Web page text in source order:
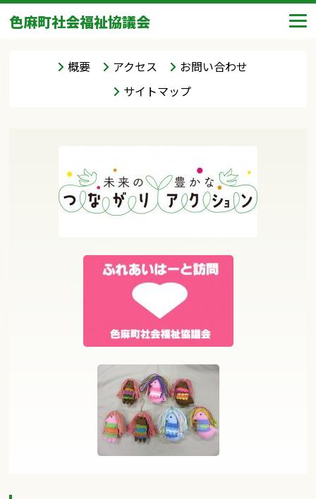
色麻町社会福祉協議会
概要 アクセス
お問い合わせ
サイトマップ